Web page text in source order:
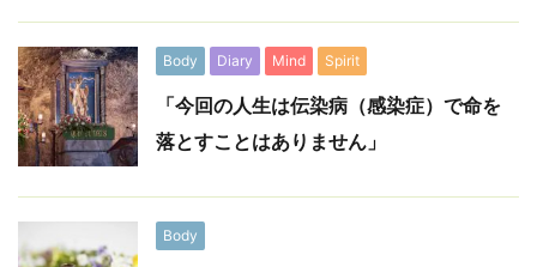
Body Diary Mind Spirit
「今回の人生は伝染病（感染症）で命を
落とすことはありません」
Body